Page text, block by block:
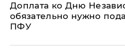
Доплата ко Дню
обязательно нужно
ПФУ